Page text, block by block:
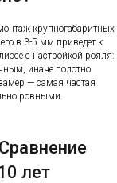
крупногабаритных
в 3-5 мм приведет к
с настройкой рояля:
иначе полотно
— самая частая
ровными.
лет